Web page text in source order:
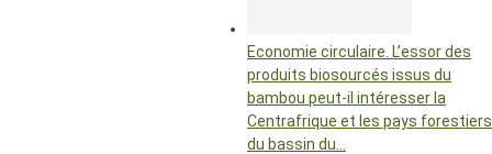
Economie circulaire. L’essor des
produits biosourcés issus du
bambou peut-il intéresser la
Centrafrique et les pays forestiers
du bassin du…